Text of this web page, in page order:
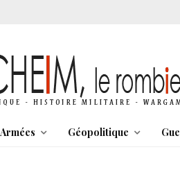
Armées Géopolitique